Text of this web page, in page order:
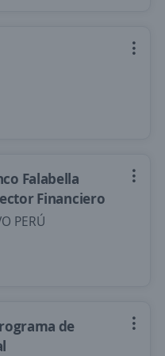
Falabella
Financiero
PERÚ
de